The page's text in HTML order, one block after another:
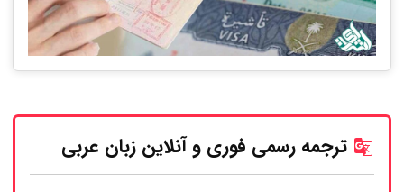
ترجمه رسمی فوری و آنلاین زبان عربی